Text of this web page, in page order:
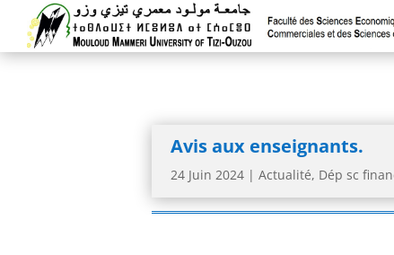
Avis aux enseignants.
24 Juin 2024 |Actualité, Dép sc